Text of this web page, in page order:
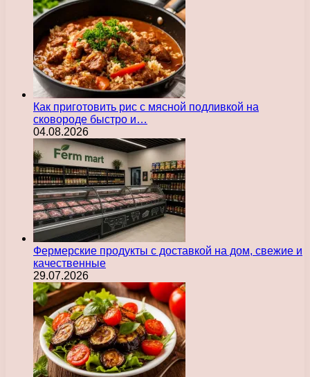
Как приготовить рис с мясной подливкой на
сковороде быстро и…
04.08.2026
Фермерские продукты с доставкой на дом, свежие и
качественные
29.07.2026